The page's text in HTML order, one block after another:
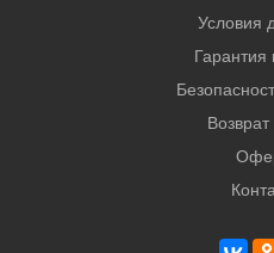
Условия
Гарантия
Возврат